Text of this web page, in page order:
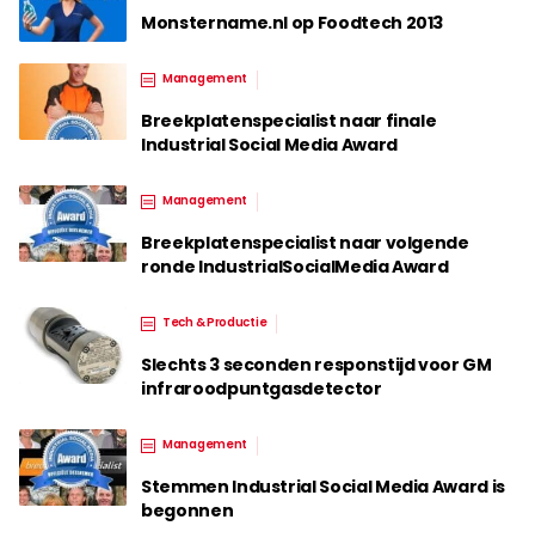
Monstername.nl op Foodtech 2013
Management
Breekplatenspecialist naar finale
Industrial Social Media Award
Management
Breekplatenspecialist naar volgende
ronde IndustrialSocialMedia Award
Tech & Productie
Slechts 3 seconden responstijd voor GM
infraroodpuntgasdetector
Management
Stemmen Industrial Social Media Award is
begonnen